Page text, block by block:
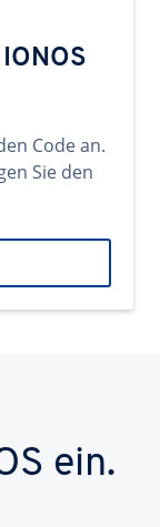
Code an.
Sie den
ein.